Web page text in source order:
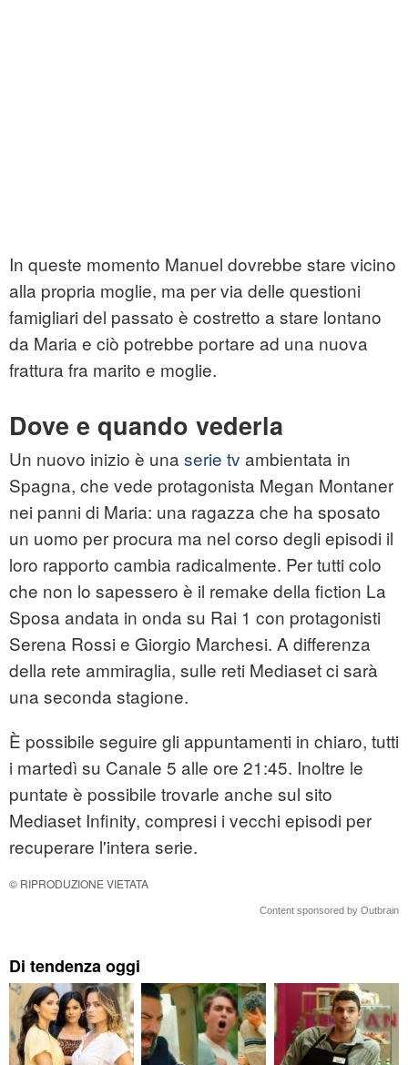
In queste momento Manuel dovrebbe stare vicino
alla propria moglie, ma per via delle questioni
famigliari del passato è costretto a stare lontano
da Maria e ciò potrebbe portare ad una nuova
frattura fra marito e moglie.
Dove e quando vederla
Un nuovo inizio è una serie tv ambientata in
Spagna, che vede protagonista Megan Montaner
nei panni di Maria: una ragazza che ha sposato
un uomo per procura ma nel corso degli episodi il
loro rapporto cambia radicalmente. Per tutti colo
che non lo sapessero è il remake della fiction La
Sposa andata in onda su Rai 1 con protagonisti
Serena Rossi e Giorgio Marchesi. A differenza
della rete ammiraglia, sulle reti Mediaset ci sarà
una seconda stagione.
È possibile seguire gli appuntamenti in chiaro, tutti
i martedì su Canale 5 alle ore 21:45. Inoltre le
puntate è possibile trovarle anche sul sito
Mediaset Infinity, compresi i vecchi episodi per
recuperare l'intera serie.
© RIPRODUZIONE VIETATA
Content sponsored by Outbrain
Di tendenza oggi